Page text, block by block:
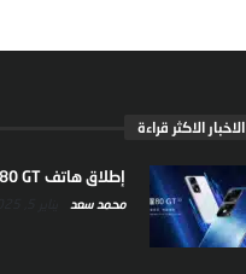
الاخبار الاكثر قراءة
إطلاق هاتف Honor 80 GT وجهاز لوحي جديد
محمد سعد